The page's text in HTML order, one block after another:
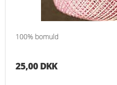
100% bomuld
25,00 DKK